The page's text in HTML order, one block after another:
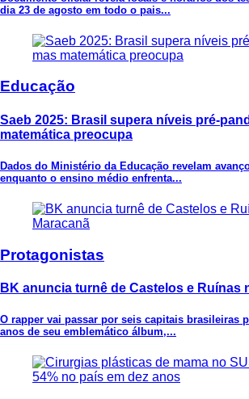
dia 23 de agosto em todo o pais...
Educação
Saeb 2025: Brasil supera níveis pré-
matemática preocupa
Dados do Ministério da Educação revelam
enquanto o ensino médio enfrenta...
Protagonistas
BK anuncia turnê de Castelos e Ruínas
O rapper vai passar por seis capitais brasileiras
anos de seu emblemático álbum,...